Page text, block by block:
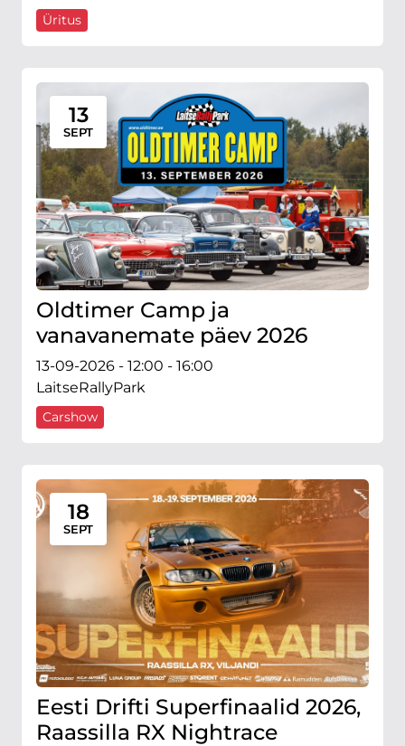
Üritus
13
SEPT
Oldtimer Camp ja
vanavanemate päev 2026
13-09-2026 - 12:00 - 16:00
LaitseRallyPark
Carshow
18
SEPT
Eesti Drifti Superfinaalid 2026,
Raassilla RX Nightrace